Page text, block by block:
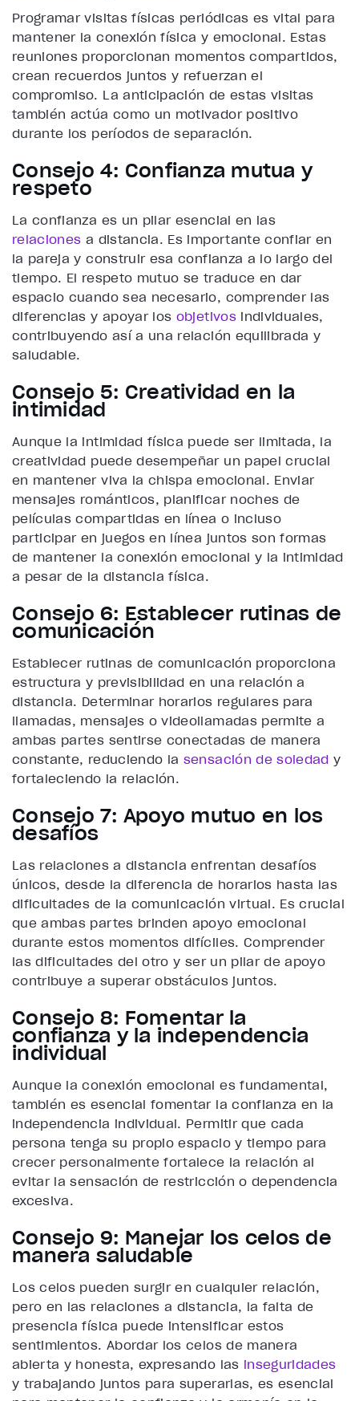
Programar visitas físicas periódicas es vital para
mantener la conexión física y emocional. Estas
reuniones proporcionan momentos compartidos,
crean recuerdos juntos y refuerzan el
compromiso. La anticipación de estas visitas
también actúa como un motivador positivo
durante los períodos de separación.
Consejo 4: Confianza mutua y
respeto
La confianza es un pilar esencial en las
relaciones a distancia. Es importante confiar en
la pareja y construir esa confianza a lo largo del
tiempo. El respeto mutuo se traduce en dar
espacio cuando sea necesario, comprender las
diferencias y apoyar los objetivosindividuales,
contribuyendo así a una relación equilibrada y
saludable.
Consejo 5: Creatividad en la
intimidad
Aunque la intimidad física puede ser limitada, la
creatividad puede desempeñar un papel crucial
en mantener viva la chispa emocional. Enviar
mensajes románticos, planificar noches de
películas compartidas en línea o incluso
participar en juegos en línea juntos son formas
de mantener la conexión emocional y la intimidad
a pesar de la distancia física.
Consejo 6: Establecer rutinas de
comunicación
Establecer rutinas de comunicación proporciona
estructura y previsibilidad en una relación a
distancia. Determinar horarios regulares para
llamadas, mensajes o videollamadas permite a
ambas partes sentirse conectadas de manera
constante, reduciendo la sensación de soledad y
fortaleciendo la relación.
Consejo 7: Apoyo mutuo en los
desafíos
Las relaciones a distancia enfrentan desafíos
únicos, desde la diferencia de horarios hasta las
dificultades de la comunicación virtual. Es crucial
que ambas partes brinden apoyo emocional
durante estos momentos difíciles. Comprender
las dificultades del otro y ser un pilar de apoyo
contribuye a superar obstáculos juntos.
Consejo 8: Fomentar la
confianza y la independencia
individual
Aunque la conexión emocional es fundamental,
también es esencial fomentar la confianza en la
independencia individual. Permitir que cada
persona tenga su propio espacio y tiempo para
crecer personalmente fortalece la relación al
evitar la sensación de restricción o dependencia
excesiva.
Consejo 9: Manejar los celos de
manera saludable
Los celos pueden surgir en cualquier relación,
pero en las relaciones a distancia, la falta de
presencia física puede intensificar estos
sentimientos. Abordar los celos de manera
abierta y honesta, expresando las inseguridades
y trabajando juntos para superarlas, es esencial